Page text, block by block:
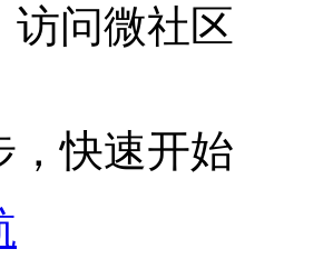
访问微社区
，快速开始